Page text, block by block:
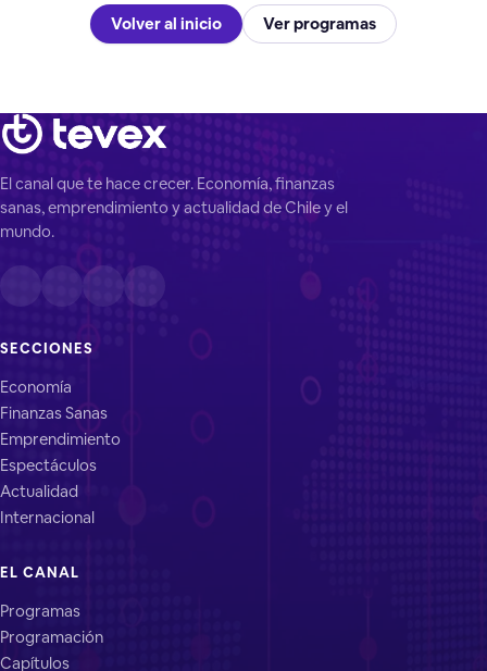
Volver al inicio Ver programas
El canal que te hace crecer. Economía, finanzas
sanas, emprendimiento y actualidad de Chile y el
mundo.
SECCIONES
Economía
Finanzas Sanas
Emprendimiento
Espectáculos
Actualidad
Internacional
EL CANAL
Programas
Programación
Capítulos